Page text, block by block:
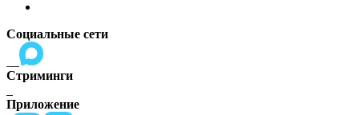
Социальные сети
Стриминги
Приложение